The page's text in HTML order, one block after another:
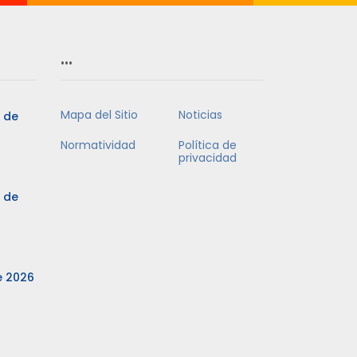
de
de
2026
…
Mapa del Sitio
Noticias
Normatividad
Política de
privacidad